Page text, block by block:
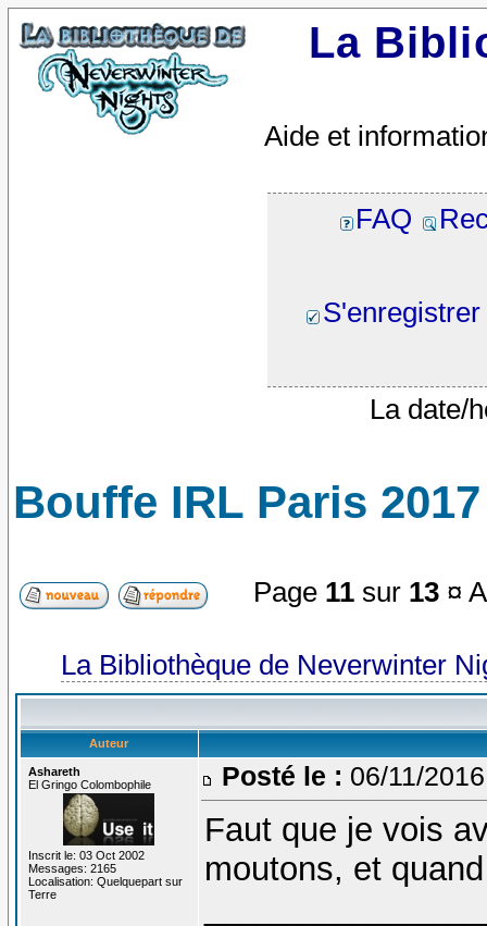
La
Aide et
FAQ
S'enregistrer
La date/
Bouffe IRL Paris
Page 11 sur 13 ¤
La Bibliothèque de Neverwinter
Auteur
Ashareth
El Gringo Colombophile
Inscrit le: 03 Oct 2002
Messages: 2165
Localisation: Quelquepart sur
Terre
Posté le : 06/11/
Faut que je vois
moutons, et